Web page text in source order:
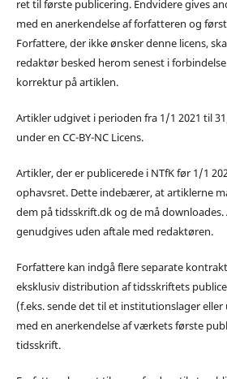
ret til første publicering. Endvidere gives
med en anerkendelse af forfatteren og
Forfattere, der ikke ønsker denne licens,
redaktør besked herom senest i
korrektur på artiklen.
Artikler udgivet i perioden fra 1/1 2021 til
under en CC-BY-NC Licens.
Artikler, der er publicerede i NTfK før 1/1
ophavsret. Dette indebærer, at artiklerne
dem på tidsskrift.dk og de må
genudgives uden aftale med redaktøren.
Forfattere kan indgå flere separate
eksklusiv distribution af tidsskriftets
(f.eks. sende det til et institutionslager
med en anerkendelse af værkets første
tidsskrift.